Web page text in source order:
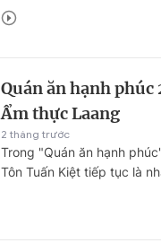
mở", khám phá loạt món
Âu tại BEPBO.
Quán ăn hạnh phúc
Ẩm thực Laang
2 tháng trước
Trong "Quán ăn hạnh
Tôn Tuấn Kiệt tiếp tục là